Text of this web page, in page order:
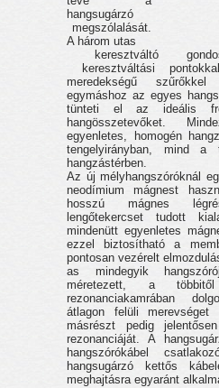
hangsugárzó
megszólalását.
A három utas
keresztváltó
keresztváltási
meredekségű
egymáshoz az egyes
tünteti el az ideális
hangösszetevőket.
egyenletes, homogén
tengelyirányban, mind a
hangzástérben.
Az új mélyhangszóróknál
neodímium mágnest
hosszú mágnes
lengőtekercset tudott
mindenütt egyenletes
ezzel biztosítható a
pontosan vezérelt
as mindegyik
méretezett, a
rezonanciakamrában
átlagon felüli
másrészt pedig
rezonanciáját. A
hangszórókábel
hangsugárzó kettős
meghajtásra egyaránt